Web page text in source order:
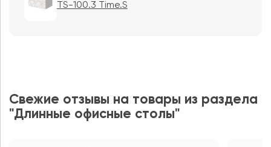
TS-100.3 Time.S
Свежие отзывы на товары из раздела
"Длинные офисные столы"